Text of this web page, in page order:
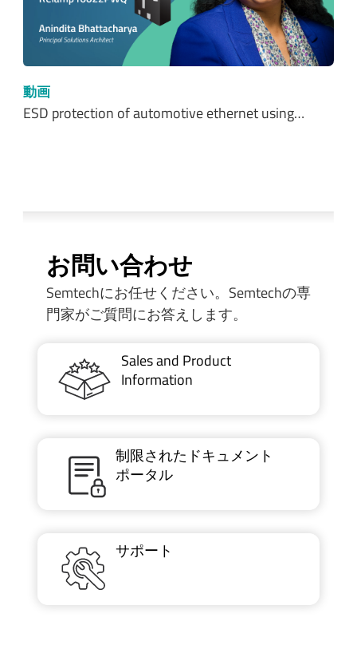
動画
ESD protection of automotive ethernet using…
お問い合わせ
Semtechにお任せください。Semtechの専
門家がご質問にお答えします。
Sales and Product
Information
制限されたドキュメント
ポータル
サポート